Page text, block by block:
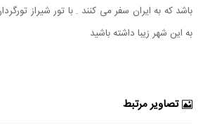
باشد که به ایران سفر می کنند . با تور شیراز
به این شهر زیبا داشته باشید
تصاویر مرتبط